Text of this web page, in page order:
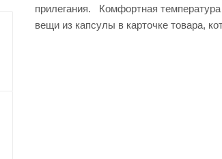
прилегания. Комфортная
вещи из капсулы в карточке товара,